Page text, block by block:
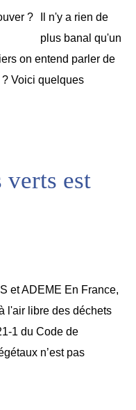
Il n'y a rien de
plus banal qu'un
on entend parler de
? Voici quelques
verts est
et ADEME En France,
l'air libre des déchets
1 du Code de
n’est pas